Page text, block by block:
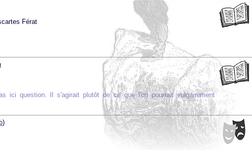
Férat
ici question. Il s'agirait plutôt de ce que l'on pourrait vulgairement
)